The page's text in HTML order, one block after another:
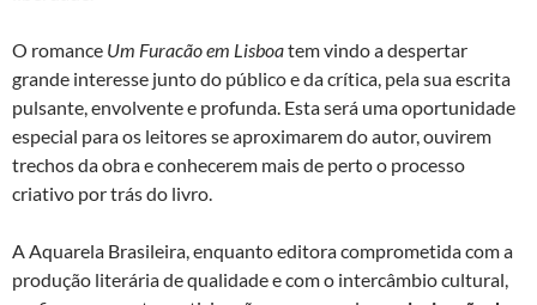
O romance Um Furacão em Lisboatem vindo a despertar
grande interesse junto do público e da crítica, pela sua escrita
pulsante, envolvente e profunda. Esta será uma oportunidade
especial para os leitores se aproximarem do autor, ouvirem
trechos da obra e conhecerem mais de perto o processo
criativo por trás do livro.
A Aquarela Brasileira, enquanto editora comprometida com a
produção literária de qualidade e com o intercâmbio cultural,